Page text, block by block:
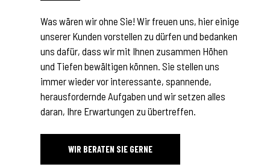
Was wären wir ohne Sie! Wir freuen uns, hier einige
unserer Kunden vorstellen zu dürfen und bedanken
uns dafür, dass wir mit Ihnen zusammen Höhen
und Tiefen bewältigen können. Sie stellen uns
immer wieder vor interessante, spannende,
herausfordernde Aufgaben und wir setzen alles
daran, Ihre Erwartungen zu übertreffen.
WIR BERATEN SIE GERNE